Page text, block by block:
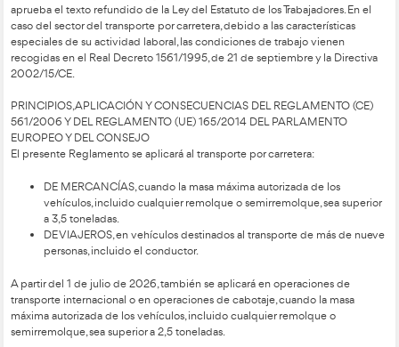
Explora las
Operatividad de los
de Seguridad en el Centro
En España los derechos y obligaciones relativos al trabajo se
mediante el Real Decreto Legislativo 2/2015, de 23 de
aprueba el texto refundido de la Ley del Estatuto de los
caso del sector del transporte por carretera, debido a las
especiales de su actividad laboral, las condiciones de
recogidas en el Real Decreto 1561/1995, de 21 de
PRINCIPIOS, APLICACIÓN Y CONSECUENCIAS DEL
561/2006 Y DEL REGLAMENTO (UE) 165/2014 DEL